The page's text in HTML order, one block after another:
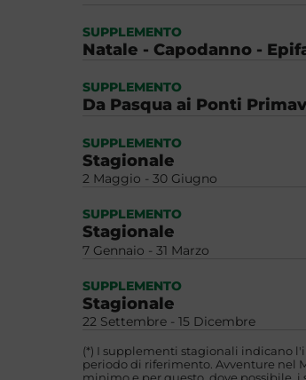
SUPPLEMENTO
Natale - Capodanno -
SUPPLEMENTO
Da Pasqua ai Ponti
SUPPLEMENTO
Stagionale
2 Maggio - 30 Giugno
SUPPLEMENTO
Stagionale
7 Gennaio - 31 Marzo
SUPPLEMENTO
Stagionale
22 Settembre - 15 Dicembre
(*) I supplementi stagionali indicano
periodo di riferimento. Avventure nel